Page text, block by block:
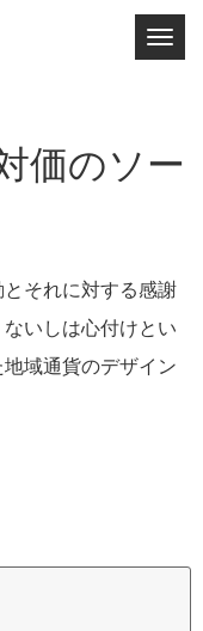
T
l
i
g
a
価のソー
それに対する感謝
いしは心付けとい
域通貨のデザイン